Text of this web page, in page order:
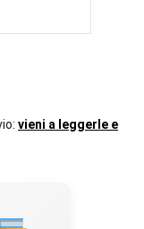
vieni a leggerle e